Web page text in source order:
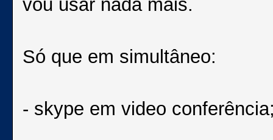
vou usar nada mais.
Só que em simultâneo:
- skype em video